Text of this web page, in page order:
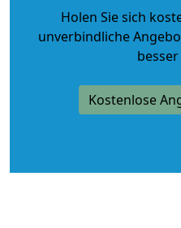
Holen Sie sich
unverbindliche
Kostenlose